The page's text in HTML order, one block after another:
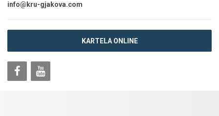
info@kru-gjakova.com
KARTELA ONLINE